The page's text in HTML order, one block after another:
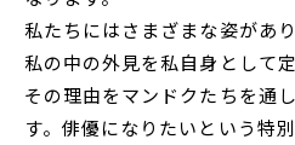
私たちにはさまざまな姿があ
私の中の外見を私自身として
その理由をマンドクたちを通
す。俳優になりたいという特